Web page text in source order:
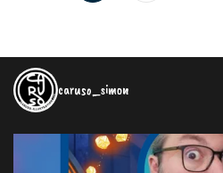
caruso_simon